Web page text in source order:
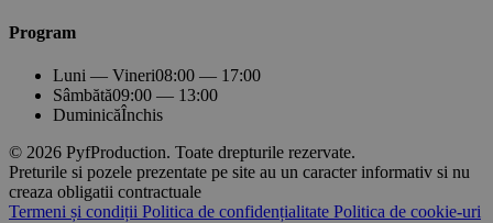
Program
Luni — Vineri08:00 — 17:00
Sâmbătă09:00 — 13:00
DuminicăÎnchis
© 2026 PyfProduction. Toate drepturile rezervate.
Preturile si pozele prezentate pe site au un caracter informativ si nu
creaza obligatii contractuale
Termeni și condiții Politica de confidențialitate Politica de cookie-uri